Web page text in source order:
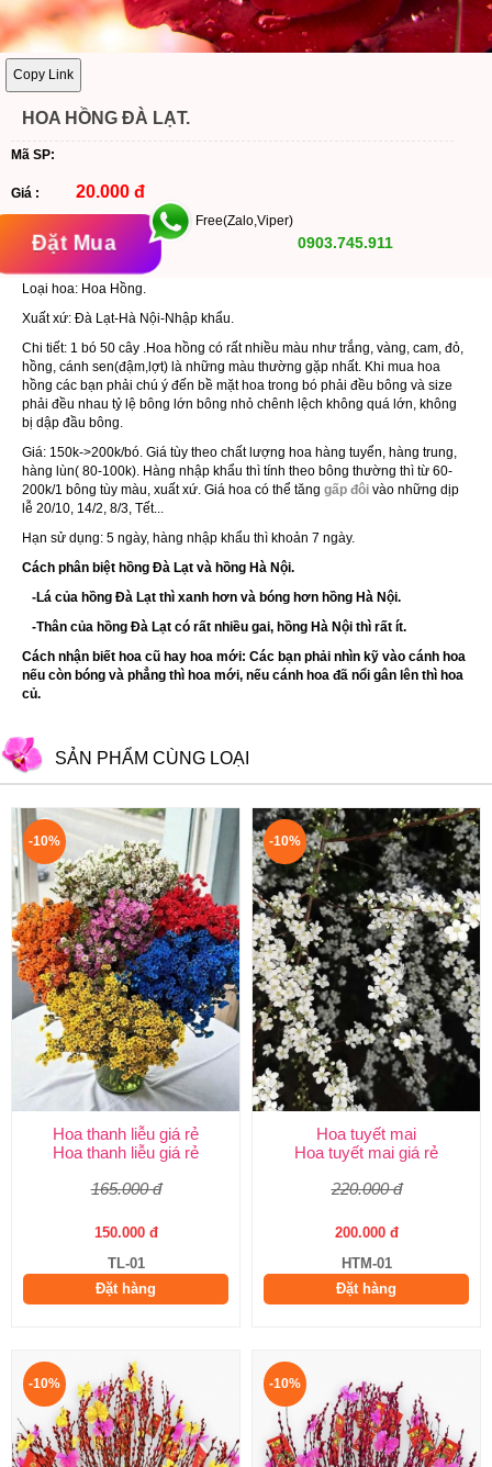
Copy Link
HOA HỒNG ĐÀ LẠT.
Mã SP:
Giá : 20.000 đ
Đặt Mua
Free(Zalo,Viper)
0903.745.911
Loại hoa: Hoa Hồng.
Xuất xứ: Đà Lạt-Hà Nội-Nhập khẩu.
Chi tiết: 1 bó 50 cây .Hoa hồng có rất nhiều màu như trắng, vàng, cam, đỏ,
hồng, cánh sen(đậm,lợt) là những màu thường gặp nhất. Khi mua hoa
hồng các bạn phải chú ý đến bề mặt hoa trong bó phải đều bông và size
phải đều nhau tỷ lệ bông lớn bông nhỏ chênh lệch không quá lớn, không
bị dập đầu bông.
Giá: 150k->200k/bó. Giá tùy theo chất lượng hoa hàng tuyển, hàng trung,
hàng lùn( 80-100k). Hàng nhập khẩu thì tính theo bông thường thì từ 60-
200k/1 bông tùy màu, xuất xứ. Giá hoa có thể tăng gấp đôi vào những dịp
lễ 20/10, 14/2, 8/3, Tết...
Hạn sử dụng: 5 ngày, hàng nhập khẩu thì khoản 7 ngày.
Cách phân biệt hồng Đà Lạt và hồng Hà Nội.
-Lá của hồng Đà Lạt thì xanh hơn và bóng hơn hồng Hà Nội.
-Thân của hồng Đà Lạt có rất nhiều gai, hồng Hà Nội thì rất ít.
Cách nhận biết hoa cũ hay hoa mới: Các bạn phải nhìn kỹ vào cánh hoa
nếu còn bóng và phẳng thì hoa mới, nếu cánh hoa đã nổi gân lên thì hoa
củ.
SẢN PHẨM CÙNG LOẠI
-10%
Hoa thanh liễu giá rẻ
Hoa thanh liễu giá rẻ
165.000 đ
150.000 đ
TL-01
Đặt hàng
-10%
Hoa tuyết mai
Hoa tuyết mai giá rẻ
220.000 đ
200.000 đ
HTM-01
Đặt hàng
-10% -10%